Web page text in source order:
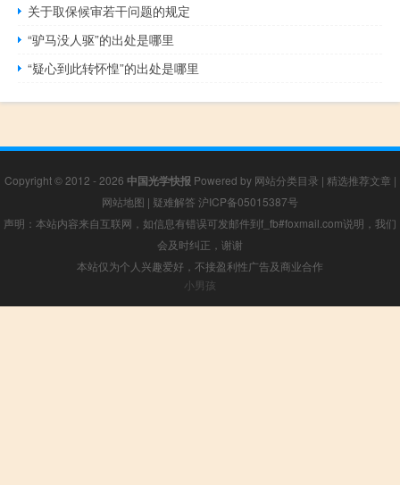
关于取保候审若干问题的规定
“驴马没人驱”的出处是哪里
“疑心到此转怀惶”的出处是哪里
Copyright © 2012 - 2026 中国光学快报 Powered by 网站分类目录 | 精选推荐文章 |
网站地图 | 疑难解答 沪ICP备05015387号
声明：本站内容来自互联网，如信息有错误可发邮件到f_fb#foxmail.com说明，我们
会及时纠正，谢谢
本站仅为个人兴趣爱好，不接盈利性广告及商业合作
小男孩